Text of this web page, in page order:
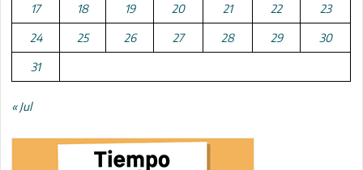
17 18 19 20 21 22 23
24 25 26 27 28 29 30
31
« Jul